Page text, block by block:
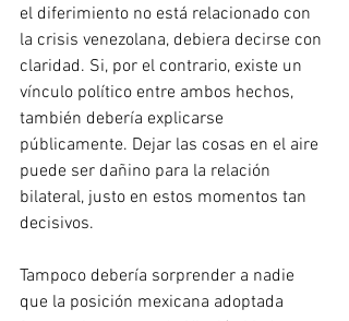
el diferimiento no está relacionado con
la crisis venezolana, debiera decirse con
claridad. Si, por el contrario, existe un
vínculo político entre ambos hechos,
también debería explicarse
públicamente. Dejar las cosas en el aire
puede ser dañino para la relación
bilateral, justo en estos momentos tan
decisivos.
Tampoco debería sorprender a nadie
que la posición mexicana adoptada